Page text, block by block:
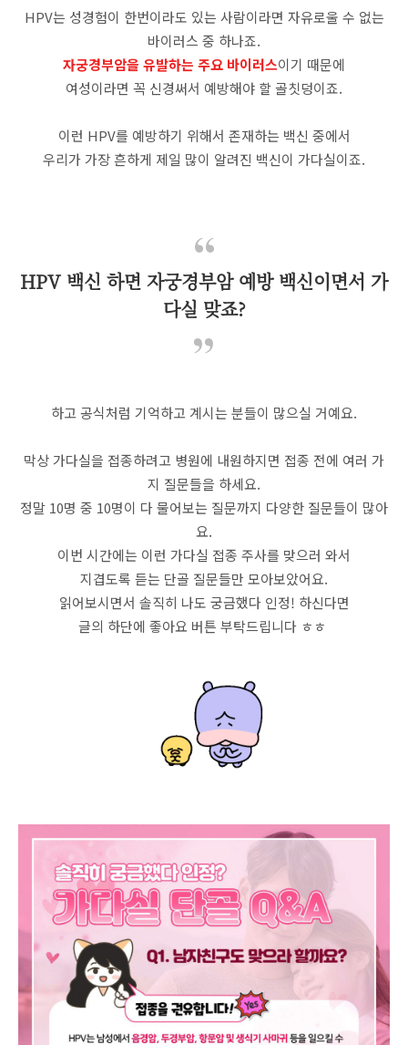
HPV는 성경험이 한번이라도 있는 사람이라면 자유로울 수 없는
바이러스 중 하나죠.
자궁경부암을 유발하는 주요 바이러스이기 때문에
여성이라면 꼭 신경써서 예방해야 할 골칫덩이죠.
이런 HPV를 예방하기 위해서 존재하는 백신 중에서
우리가 가장 흔하게 제일 많이 알려진 백신이 가다실이죠.
HPV 백신 하면 자궁경부암 예방 백신이면서 가
다실 맞죠?
하고 공식처럼 기억하고 계시는 분들이 많으실 거예요.
막상 가다실을 접종하려고 병원에 내원하지면 접종 전에 여러 가
지 질문들을 하세요.
정말 10명 중 10명이 다 물어보는 질문까지 다양한 질문들이 많아
요.
이번 시간에는 이런 가다실 접종 주사를 맞으러 와서
지겹도록 듣는 단골 질문들만 모아보았어요.
읽어보시면서 솔직히 나도 궁금했다 인정! 하신다면
글의 하단에 좋아요 버튼 부탁드립니다 ㅎㅎ